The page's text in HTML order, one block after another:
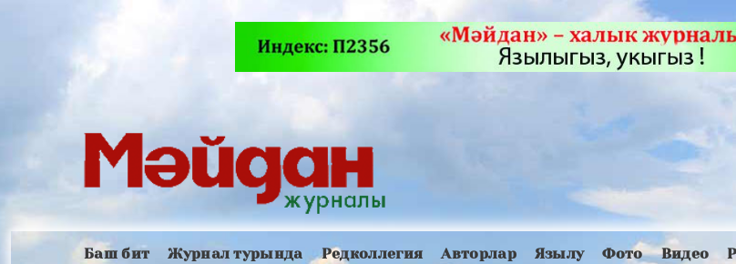
Баш бит Журнал турында Редколлегия Авторлар Язылу Фото Видео